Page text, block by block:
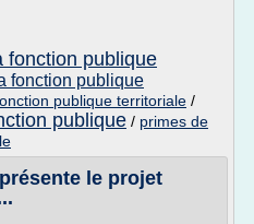
fonction publique
fonction publique
publique territoriale /
publique / primes de
le projet